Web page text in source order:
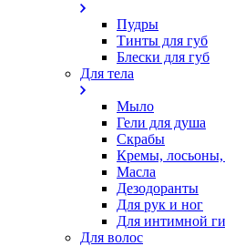
Пудры
Тинты для губ
Блески для губ
Для тела
Мыло
Гели для душа
Скрабы
Кремы, лосьоны,
Масла
Дезодоранты
Для рук и ног
Для интимной
Для волос